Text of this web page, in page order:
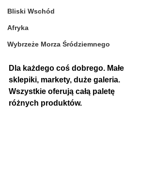
Bliski Wschód
Afryka
Wybrzeże Morza Śródziemnego
Dla każdego coś dobrego. Małe
sklepiki, markety, duże galeria.
Wszystkie oferują całą paletę
różnych produktów.